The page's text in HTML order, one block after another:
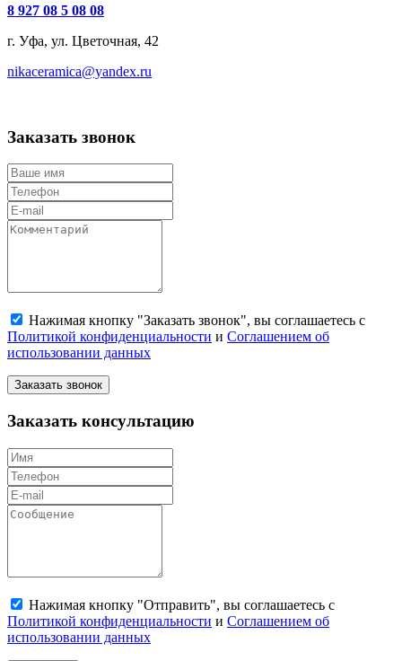
8 927 08 5 08 08
г. Уфа, ул. Цветочная, 42
nikaceramica@yandex.ru
Заказать звонок
Нажимая кнопку "Заказать звонок", вы соглашаетесь с
Политикой конфиденциальности и Соглашением об
использовании данных
Заказать звонок
Заказать консультацию
Нажимая кнопку "Отправить", вы соглашаетесь с
Политикой конфиденциальности и Соглашением об
использовании данных